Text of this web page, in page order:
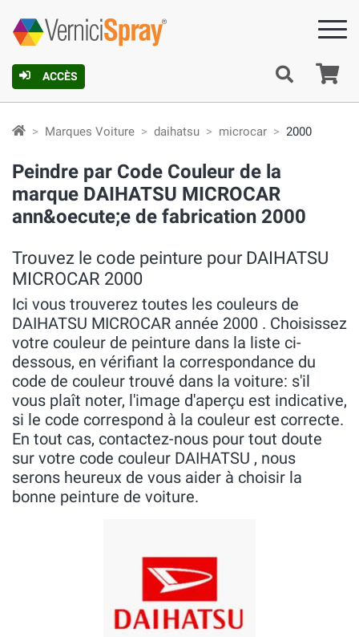
ACCÈS
Marques Voiture daihatsu microcar 2000
Peindre par Code Couleur de la
marque DAIHATSU MICROCAR
ann&oecute;e de fabrication 2000
Trouvez le code peinture pour DAIHATSU
MICROCAR 2000
Ici vous trouverez toutes les couleurs de
DAIHATSU MICROCAR année 2000 . Choisissez
votre couleur de peinture dans la liste ci-
dessous, en vérifiant la correspondance du
code de couleur trouvé dans la voiture: s'il
vous plaît noter, l'image d'aperçu est indicative,
si le code correspond à la couleur est correcte.
En tout cas, contactez-nous pour tout doute
sur votre code couleur DAIHATSU , nous
serons heureux de vous aider à choisir la
bonne peinture de voiture.